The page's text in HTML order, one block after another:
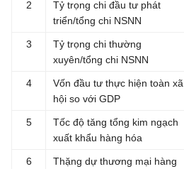
2
Tỷ trọng chi đầu tư phát
triển/tổng chi NSNN
3
Tỷ trọng chi thường
xuyên/tổng chi NSNN
4
Vốn đầu tư thực hiện toàn xã
hội so với GDP
5
Tốc độ tăng tổng kim ngạch
xuất khẩu hàng hóa
6
Thặng dự thương mại hàng